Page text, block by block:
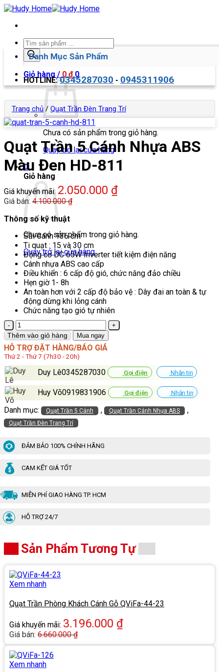
Bỏ
Tìm
kiếm
sản
phẩm
Giỏ hàng /0₫ 0
Chưa có sản phẩm trong giỏ hàng.
Quay trở lại cửa hàng
0
Giỏ hàng
Chưa có sản phẩm trong giỏ hàng.
Quay trở lại cửa hàng
Danh Mục Sản Phẩm
HOTLINE:0345287030 - 0945311906
Trang chủ / Quạt Trần Đèn Trang Trí
Quạt Trần 5 Cánh Nhựa ABS
Màu Đen HD-811
Giá khuyến mãi: 2.050.000 ₫
Giá bán: 4.100.000₫
Thông số kỹ thuật
Sải Cánh 136 cm
Ti quạt : 15 và 30 cm
Động cơ DC 65W Inverter tiết kiệm điện năng
Cánh nhựa ABS cao cấp
Điều khiển : 6 cấp độ gió, chức năng đảo chiều
Hẹn giờ 1- 8h
An toàn hơn với 2 cấp độ bảo vệ : Dây đai an toàn & tự
động dừng khi lỏng cánh
Chức năng tạo gió tự nhiên
Quạt
Trần
5
Cánh
Nhựa
ABS
Màu
Đen
HD-
811
số
lượng
Thêm vào giỏ hàng Mua ngay
HỖ TRỢ ĐẶT HÀNG/BÁO GIÁ
Thứ 2 - Thứ 7 (7h30 - 20h)
Duy Lê0345287030 Gọi điện Nhắn tin
Huy Võ0919831906 Gọi điện Nhắn tin
Danh mục: Quạt Trần 5 Cánh , Quạt Trần Cánh Nhựa ABS ,
Quạt Trần Đèn Trang Trí
ĐẢM BẢO 100% CHÍNH HÃNG
CAM KẾT GIÁ TỐT
MIỄN PHÍ GIAO HÀNG TP. HCM
HỖ TRỢ 24/7
Sản Phẩm Tương Tự
Xem nhanh
Quạt Trần Phòng Khách Cánh Gỗ QViFa-44-23
Giá khuyến mãi: 3.196.000 ₫
Giá bán: 6.660.000₫
Xem nhanh